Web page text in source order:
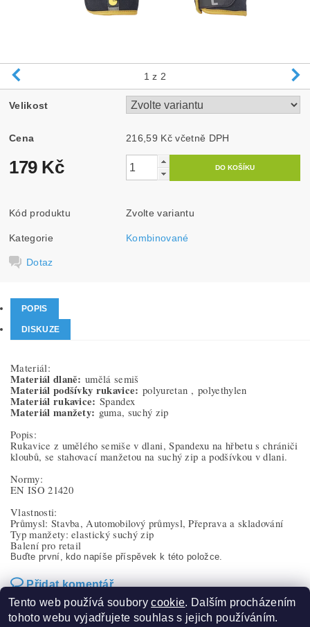
1 z 2
Velikost
Cena 216,59 Kč včetně DPH
179 Kč
Kód produktu Zvolte variantu
Kategorie Kombinované
Dotaz
POPIS
DISKUZE
Materiál:
Materiál dlaně: umělá semiš
Materiál podšívky rukavice: polyuretan ,polyethylen
Materiál rukavice: Spandex
Materiál manžety: guma, suchý zip
Popis:
Rukavice z umělého semiše v dlani, Spandexu na hřbetu s chrániči
kloubů, se stahovací manžetou na suchý zip a podšívkou v dlani.
Normy:
EN ISO 21420
Vlastnosti:
Průmysl: Stavba, Automobilový průmysl, Přeprava a skladování
Typ manžety: elastický suchý zip
Balení pro retail
Buďte první, kdo napíše příspěvek k této položce.
Přidat komentář
Tento web používá souborycookie. Dalším procházením
tohoto webu vyjadřujete souhlas s jejich používáním.